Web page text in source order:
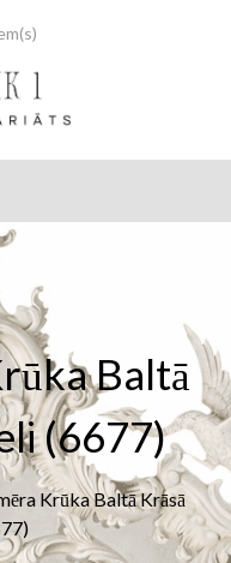
Baltā
(6677)
Krūka Baltā Krāsā